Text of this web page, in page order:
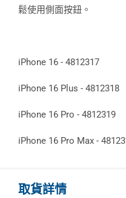
鬆使用側面按鈕。
iPhone 16 - 4812317
iPhone 16 Plus - 4812318
iPhone 16 Pro - 4812319
iPhone 16 Pro Max -
取貨詳情